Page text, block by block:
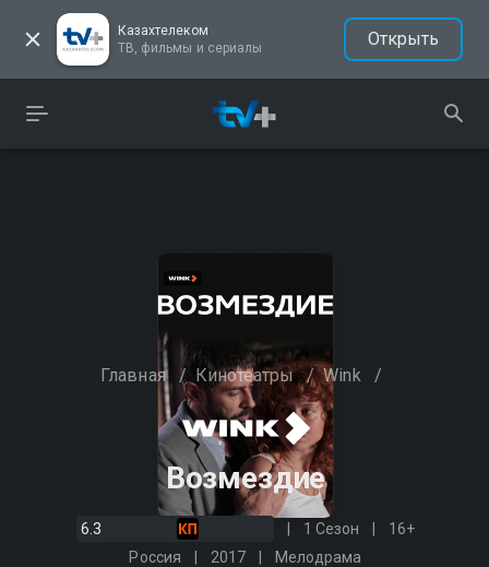
Казахтелеком
ТВ, фильмы и сериалы
Открыть
Главная / Кинотеатры / Wink /
Возмездие
6.3 1 Сезон
16+
Россия
2017 Мелодрама